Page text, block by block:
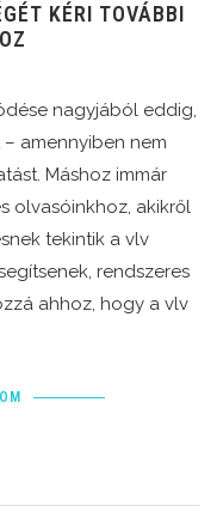
KÉRI TOVÁBBI
nagyjából eddig,
amennyiben nem
Máshoz immár
olvasóinkhoz, akikről
tekintik a vlv
rendszeres
ahhoz, hogy a vlv